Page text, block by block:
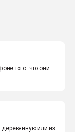
того. что они
или из